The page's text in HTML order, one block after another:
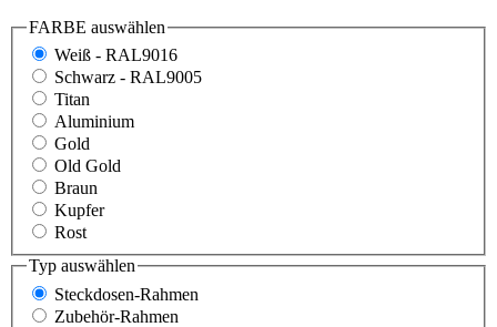
FARBE auswählen
Weiß - RAL9016
Schwarz - RAL9005
Titan
Aluminium
Gold
Old Gold
Braun
Kupfer
Rost
Typ auswählen
Steckdosen-Rahmen
Zubehör-Rahmen